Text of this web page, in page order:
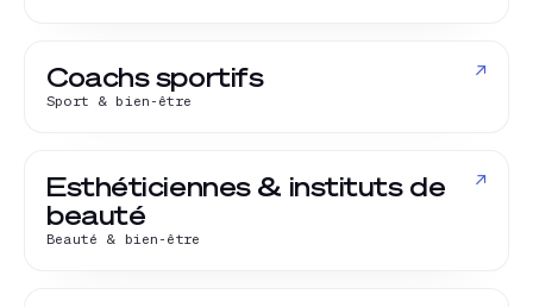
Coachs sportifs
Sport & bien-être
↗
Esthéticiennes & instituts de
beauté
Beauté & bien-être
↗